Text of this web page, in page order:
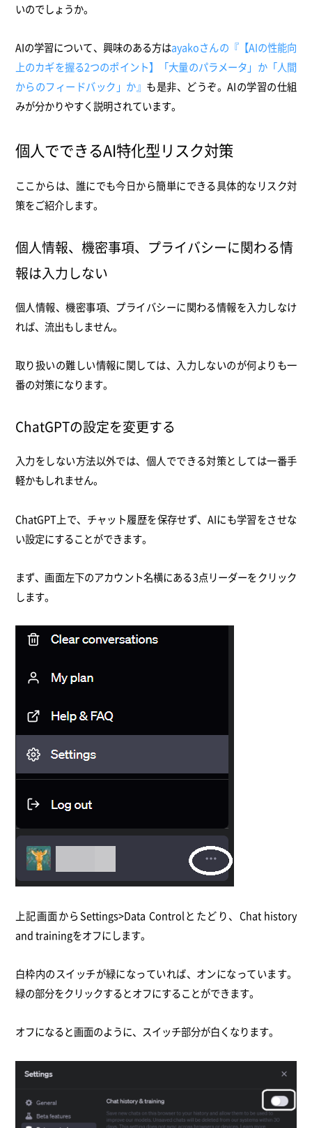
いのでしょうか。
AIの学習について、興味のある方はayakoさんの『【AIの性能向
上のカギを握る2つのポイント】「大量のパラメータ」か「人間
からのフィードバック」か』 も是非、どうぞ。AIの学習の仕組
みが分かりやすく説明されています。
個人でできるAI特化型リスク対策
ここからは、誰にでも今日から簡単にできる具体的なリスク対
策をご紹介します。
個人情報、機密事項、プライバシーに関わる情
報は入力しない
個人情報、機密事項、プライバシーに関わる情報を入力しなけ
れば、流出もしません。
取り扱いの難しい情報に関しては、入力しないのが何よりも一
番の対策になります。
ChatGPTの設定を変更する
入力をしない方法以外では、個人でできる対策としては一番手
軽かもしれません。
ChatGPT上で、チャット履歴を保存せず、AIにも学習をさせな
い設定にすることができます。
まず、画面左下のアカウント名横にある3点リーダーをクリック
します。
上記画面からSettings>Data Controlとたどり、Chat history
and trainingをオフにします。
白枠内のスイッチが緑になっていれば、オンになっています。
緑の部分をクリックするとオフにすることができます。
オフになると画面のように、スイッチ部分が白くなります。